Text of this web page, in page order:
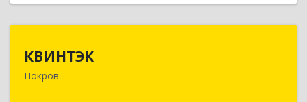
КВИНТЭК
Покров
601122, Владимирская обл, Петушинский р-н,